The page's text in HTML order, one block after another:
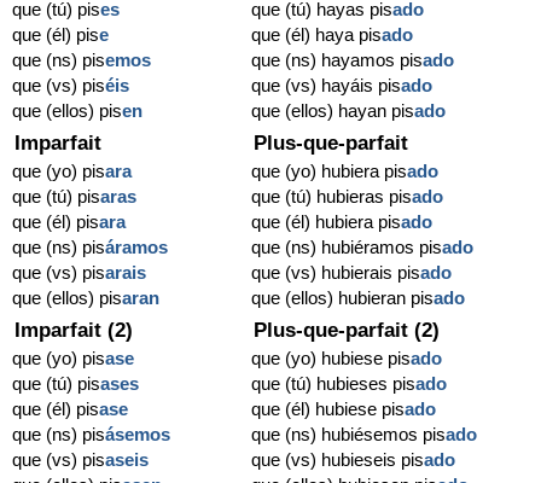
que (tú) pises
que (él) pise
que (ns) pisemos
que (vs) piséis
que (ellos) pisen
que (tú) hayas pisado
que (él) haya pisado
que (ns) hayamos pisado
que (vs) hayáis pisado
que (ellos) hayan pisado
Imparfait
que (yo) pisara
que (tú) pisaras
que (él) pisara
que (ns) pisáramos
que (vs) pisarais
que (ellos) pisaran
Plus-que-parfait
que (yo) hubiera pisado
que (tú) hubieras pisado
que (él) hubiera pisado
que (ns) hubiéramos pisado
que (vs) hubierais pisado
que (ellos) hubieran pisado
Imparfait (2)
que (yo) pisase
que (tú) pisases
que (él) pisase
que (ns) pisásemos
que (vs) pisaseis
Plus-que-parfait (2)
que (yo) hubiese pisado
que (tú) hubieses pisado
que (él) hubiese pisado
que (ns) hubiésemos pisado
que (vs) hubieseis pisado